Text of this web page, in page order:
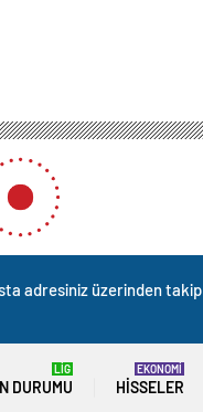
adresiniz üzerinden takip
DURUMU
LİG
HISSELER
EKONOMİ